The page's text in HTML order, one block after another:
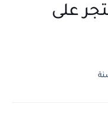
على